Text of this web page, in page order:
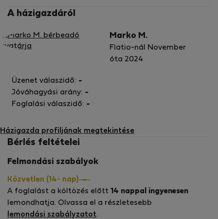
A házigazdáról
Marko M.
Flatio-nál November
óta 2024
Házigazda profiljának megtekintése
Üzenet válaszidő: -
Jóváhagyási arány: -
Foglalási válaszidő: -
Bérlés feltételei
Felmondási szabályok
Közvetlen (14- nap)
A foglalást a költözés előtt 14 nappal ingyenesen
lemondhatja. Olvassa el a részletesebb
lemondási szabályzatot.